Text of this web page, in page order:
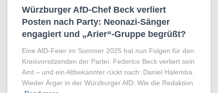
Würzburger AfD-Chef Beck verliert
Posten nach Party: Neonazi-Sänger
engagiert und „Arier“-Gruppe begrüßt?
Eine AfD-Feier im Sommer 2025 hat nun Folgen für den
Kreisvorsitzenden der Partei. Federico Beck verliert sein
Amt – und ein Altbekannter rückt nach: Daniel Halemba.
Wieder Ärger in der Würzburger AfD: Wie die Redaktion